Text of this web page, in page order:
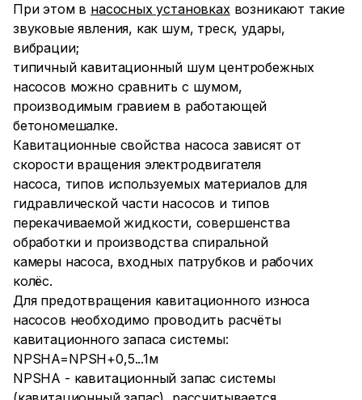
При этом в насосных установкахвозникают такие
звуковые явления, как шум, треск, удары,
вибрации;
типичный кавитационный шум центробежных
насосов можно сравнить с шумом,
производимым гравием в работающей
бетономешалке.
Кавитационные свойства насоса зависят от
скорости вращения электродвигателя
насоса, типов используемых материалов для
гидравлической части насосов и типов
перекачиваемой жидкости, совершенства
обработки и производства спиральной
камеры насоса, входных патрубков и рабочих
колёс.
Для предотвращения кавитационного износа
насосов необходимо проводить расчёты
кавитационного запаса системы:
NPSHA=NPSH+0,5...1м
NPSHA - кавитационный запас системы